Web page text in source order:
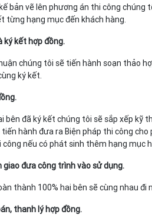
bản vẽ lên phương án thi công chúng
từng hạng mục đến khách hàng.
ký kết hợp đồng.
chúng tôi sẽ tiến hành soạn thảo
ký kết.
bên đã ký kết chúng tôi sẽ sắp xếp
hành đưa ra Biện pháp thi công
nếu có phát sinh thêm hạng mục
giao đưa công trình vào sử dụng.
thành 100% hai bên sẽ cùng nhau
thanh lý hợp đồng.